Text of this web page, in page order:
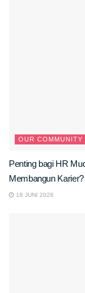
OUR COMMUNITY
Penting bagi HR
Membangun Karier?
18 JUNI 2026